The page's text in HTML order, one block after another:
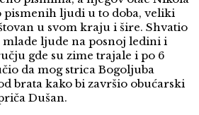
pismenih ljudi u to doba, veliki
u svom kraju i šire. Shvatio
mlade ljude na posnoj ledini i
gde su zime trajale i po 6
da mog strica Bogoljuba
brata kako bi završio obućarski
Dušan.